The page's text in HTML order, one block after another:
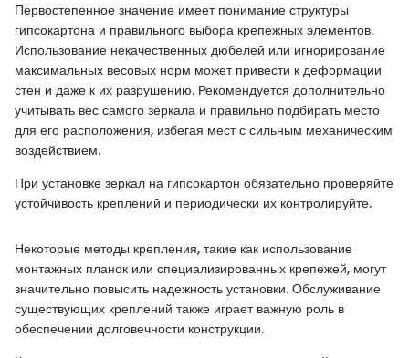
Первостепенное значение имеет понимание структуры
гипсокартона и правильного выбора крепежных элементов.
Использование некачественных дюбелей или игнорирование
максимальных весовых норм может привести к деформации
стен и даже к их разрушению. Рекомендуется дополнительно
учитывать вес самого зеркала и правильно подбирать место
для его расположения, избегая мест с сильным механическим
воздействием.
При установке зеркал на гипсокартон обязательно проверяйте
устойчивость креплений и периодически их контролируйте.
Некоторые методы крепления, такие как использование
монтажных планок или специализированных крепежей, могут
значительно повысить надежность установки. Обслуживание
существующих креплений также играет важную роль в
обеспечении долговечности конструкции.